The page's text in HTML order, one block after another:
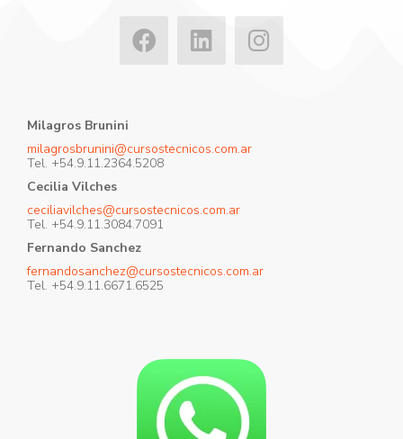
Milagros Brunini
milagrosbrunini@cursostecnicos.com.ar
Tel. +54.9.11.2364.5208
Cecilia Vilches
ceciliavilches@cursostecnicos.com.ar
Tel. +54.9.11.3084.7091
Fernando Sanchez
fernandosanchez@cursostecnicos.com.ar
Tel. +54.9.11.6671.6525